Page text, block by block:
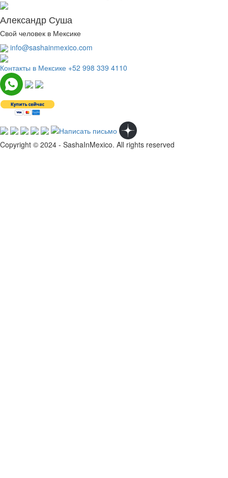
Александр Суша
Свой человек в Мексике
info@sashainmexico.com
Контакты в Мексике +52 998 339 4110
Copyright © 2024 - SashaInMexico. All rights reserved